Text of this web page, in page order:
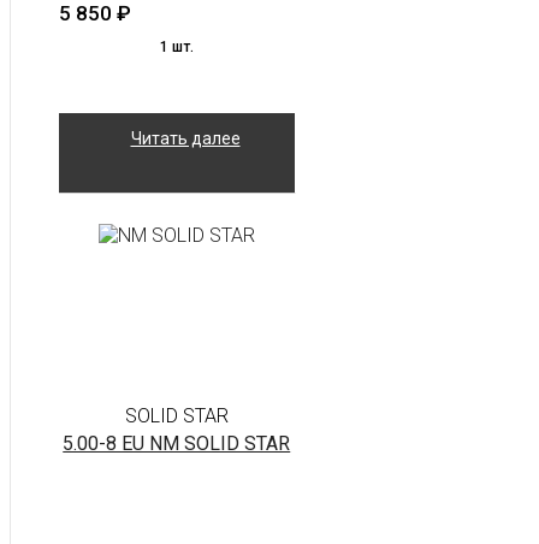
5 850 ₽
1 шт.
Читать далее
SOLID STAR
5.00-8 EU NM SOLID STAR